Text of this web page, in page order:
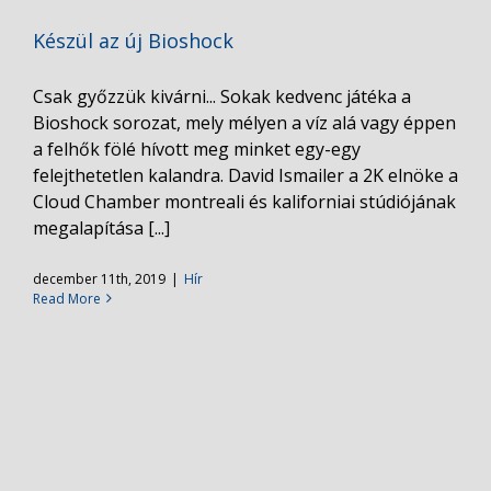
Készül az új Bioshock
Csak győzzük kivárni... Sokak kedvenc játéka a
Bioshock sorozat, mely mélyen a víz alá vagy éppen
a felhők fölé hívott meg minket egy-egy
felejthetetlen kalandra. David Ismailer a 2K elnöke a
Cloud Chamber montreali és kaliforniai stúdiójának
megalapítása [...]
december 11th, 2019 | Hír
Read More